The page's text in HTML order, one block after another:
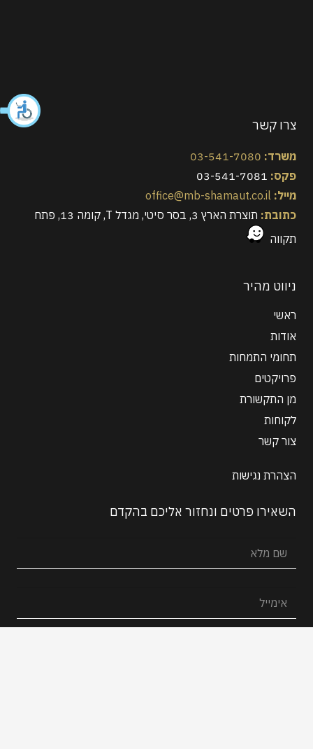
צרו קשר
משרד: 03-541-7080
פקס: 03-541-7081
מייל: office@mb-shamaut.co.il
כתובת:
תוצרת הארץ 3, בסר סיטי, מגדל T, קומה 13, פתח
תקווה
ניווט מהיר
ראשי
אודות
תחומי התמחות
פרויקטים
מן התקשורת
לקוחות
צור קשר
הצהרת נגישות
השאירו פרטים ונחזור אליכם בהקדם